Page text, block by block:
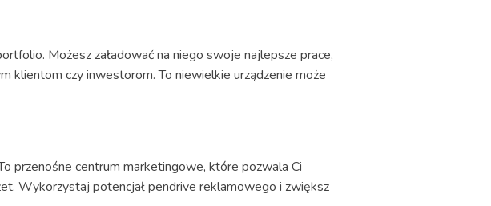
Możesz załadować na niego swoje najlepsze prace,
klientom czy inwestorom. To niewielkie urządzenie może
przenośne centrum marketingowe, które pozwala Ci
Wykorzystaj potencjał pendrive reklamowego i zwiększ